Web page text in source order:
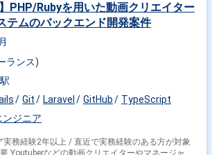
PHP/Rubyを用いた動画クリエイター
テムのバックエンド開発案件
ランス)
Git Laravel GitHub
TypeScript
ジニア
務経験2年以上 / 直近で実務経験のある方が対象
Youtuberなどの動画クリエイターやマネージャ